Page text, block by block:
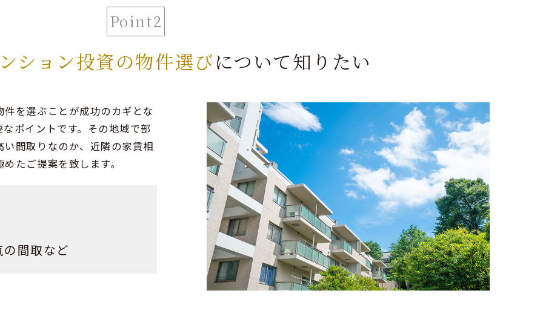
Point2
ション投資の物件選びについて知りたい
を選ぶことが成功のカギとな
ポイントです。その地域で部
間取りなのか、近隣の家賃相
たご提案を致します。
間取など